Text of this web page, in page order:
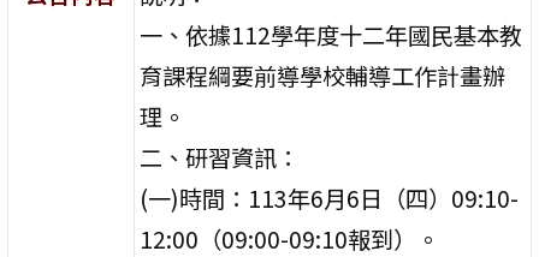
一、依據112學年度十二年國民基本教
育課程綱要前導學校輔導工作計畫辦
理。
二、研習資訊：
(一)時間：113年6月6日（四）09:10-
12:00（09:00-09:10報到）。